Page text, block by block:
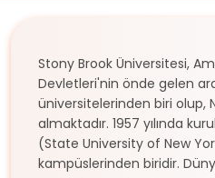
Stony Brook Üniversitesi,
Devletleri'nin önde gelen
üniversitelerinden biri olup,
almaktadır. 1957 yılında
(State University of New
kampüslerinden biridir.